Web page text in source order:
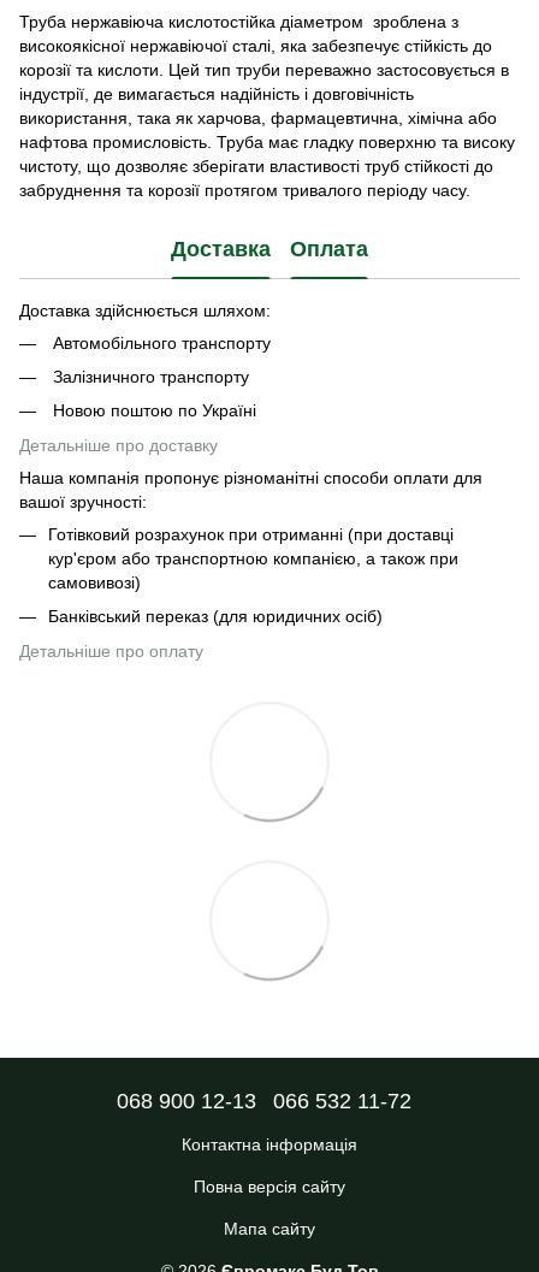
Труба нержавіюча кислотостійка діаметром зроблена з
високоякісної нержавіючої сталі, яка забезпечує стійкість до
корозії та кислоти. Цей тип труби переважно застосовується в
індустрії, де вимагається надійність і довговічність
використання, така як харчова, фармацевтична, хімічна або
нафтова промисловість. Труба має гладку поверхню та високу
чистоту, що дозволяє зберігати властивості труб стійкості до
забруднення та корозії протягом тривалого періоду часу.
Доставка Оплата
Доставка здійснюється шляхом:
Автомобільного транспорту
Залізничного транспорту
Новою поштою по Україні
Детальніше про доставку
Наша компанія пропонує різноманітні способи оплати для
вашої зручності:
Готівковий розрахунок при отриманні (при доставці
кур'єром або транспортною компанією, а також при
самовивозі)
Банківський переказ (для юридичних осіб)
Детальніше про оплату
068 900 12-13 066 532 11-72
Контактна інформація
Повна версія сайту
Мапа сайту